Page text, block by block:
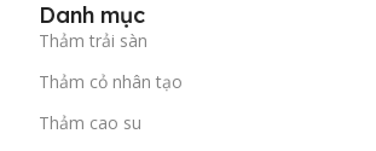
Danh mục
Thảm trải sàn
Thảm cỏ nhân tạo
Thảm cao su